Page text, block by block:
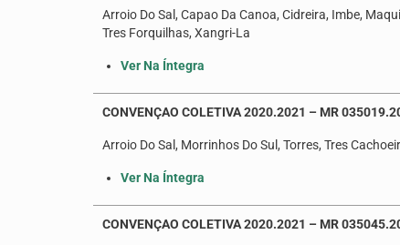
Arroio Do Sal, Capao Da Canoa, Cidreira, Imbe,
Tres Forquilhas, Xangri-La
Ver Na Íntegra
CONVENÇAO COLETIVA 2020.2021 – MR
Arroio Do Sal, Morrinhos Do Sul, Torres, Tres
Ver Na Íntegra
CONVENÇAO COLETIVA 2020.2021 – MR